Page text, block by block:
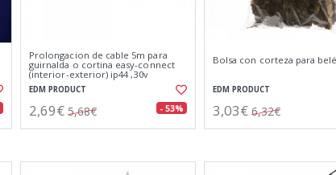
Prolongacion de cable 5m para
guirnalda o cortina easy-connect
(interior-exterior) ip44 ,30v
EDM PRODUCT
2,69€ 5,68€ - 53%
Bolsa con corteza para
EDM PRODUCT
3,03€ 6,32€